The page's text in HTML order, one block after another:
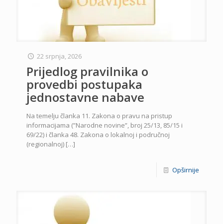
22 srpnja, 2026
Prijedlog pravilnika o
provedbi postupaka
jednostavne nabave
Na temelju članka 11. Zakona o pravu na pristup
informacijama (”Narodne novine”, broj 25/13, 85/15 i
69/22) i članka 48. Zakona o lokalnoj i područnoj
(regionalnoj) […]
Opširnije